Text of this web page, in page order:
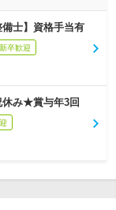
士】資格手当有
卒歓迎
休み★賞与年3回